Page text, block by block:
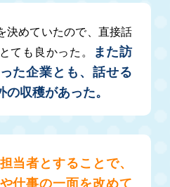
決めていたので、直接話
ても良かった。
また訪
た企業とも、話せる
収穫があった。
当者とすることで、
仕事の一面を改めて